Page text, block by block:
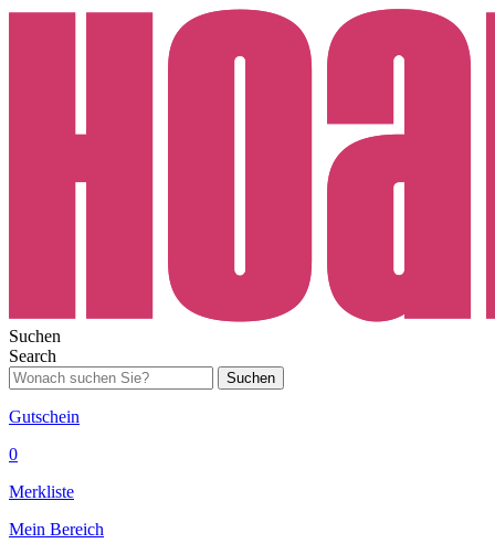
Suchen
Search
Suchen
Gutschein
0
Merkliste
Mein Bereich